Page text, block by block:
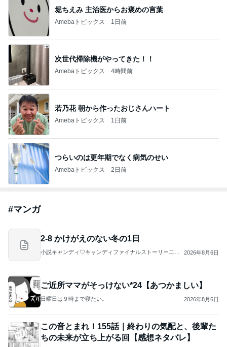
堀ちえみ 主治医からお褒めの言葉
Amebaトピックス 1日前
次世代掃除機がやってきた！！
Amebaトピックス 4時間前
若乃花 朝から作ったおじさんハート
Amebaトピックス 1日前
つらいのは更年期でなく病気のせい
Amebaトピックス 2日前
#マンガ
2-8 かけがえのない冬の1日
小説キャンディ♡キャンディファイナルストーリー二次
2026年8月6日
ご近所ママがそっけない*24【あつかましい】
日曜日は９時まで寝たい。 2026年8月6日
この音とまれ！155話｜終わりの気配と、後輩た
ちの未来が立ち上がる回【感想ネタバレ】